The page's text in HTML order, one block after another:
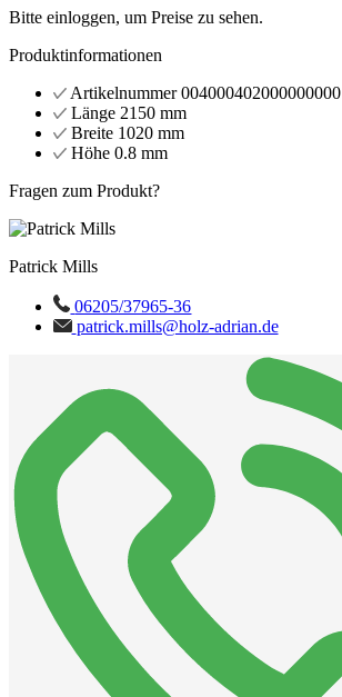
Bitte einloggen, um Preise zu sehen.
Produktinformationen
Artikelnummer 004000402000000000
Länge 2150 mm
Breite 1020 mm
Höhe 0.8 mm
Fragen zum Produkt?
Patrick Mills
06205/37965-36
patrick.mills@holz-adrian.de